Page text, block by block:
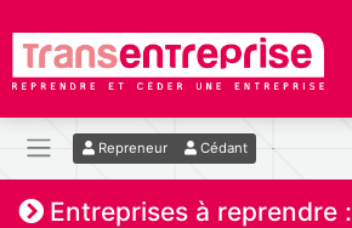
Repreneur Cédant
Entreprises à reprendre :